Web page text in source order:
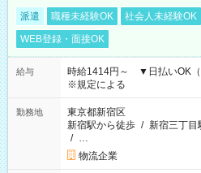
派遣 職種未経験OK 社会人未経験OK
WEB登録・面接OK
給与
時給1414円～ ▼日払いOK
※規定による
勤務地
東京都新宿区
新宿駅から徒歩 / 新宿三丁目
/ …
物流企業